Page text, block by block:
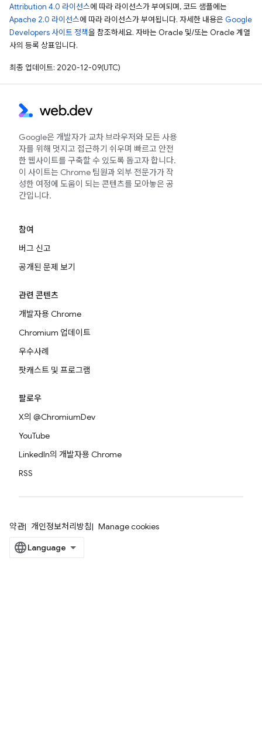
Attribution 4.0 라이선스에 따라 라이선스가 부여되며, 코드 샘플에는
Apache 2.0 라이선스에 따라 라이선스가 부여됩니다. 자세한 내용은 Google
Developers 사이트 정책을 참조하세요. 자바는 Oracle 및/또는 Oracle 계열
사의 등록 상표입니다.
최종 업데이트: 2020-12-09(UTC)
Google은 개발자가 교차 브라우저와 모든 사용
자를 위해 멋지고 접근하기 쉬우며 빠르고 안전
한 웹사이트를 구축할 수 있도록 돕고자 합니다.
이 사이트는 Chrome 팀원과 외부 전문가가 작
성한 여정에 도움이 되는 콘텐츠를 모아놓은 공
간입니다.
참여
버그 신고
공개된 문제 보기
관련 콘텐츠
개발자용 Chrome
Chromium 업데이트
우수사례
팟캐스트 및 프로그램
팔로우
X의 @ChromiumDev
YouTube
LinkedIn의 개발자용 Chrome
RSS
약관 개인정보처리방침 Manage cookies